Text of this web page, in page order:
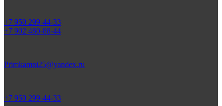
+7 950 299-44-33
+7 902 480-88-44
Primkamni25@yandex.ru
+7 950 299-44-33